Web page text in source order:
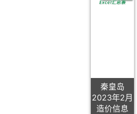
秦皇岛
2023年2月
造价信息